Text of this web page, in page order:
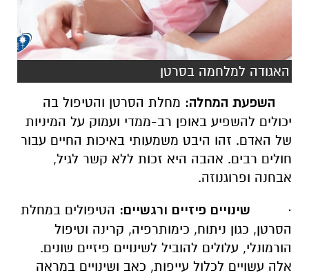
האגודה למלחמה בסרטן
השפעת המחלה: מחלת הסרטן והטיפול בה
יכולים להשפיע באופן רב-ממדי ועמוק על המיניות
של האדם. זהו היבט משמעותי באיכות החיים עבור
חולים רבים. אהבה היא זכות ללא קשר לגיל,
אבחנה ופרוגנוזה.
· שינויים פיזיים ורגשיים: הטיפולים במחלת
הסרטן, כגון ניתוח, כימותרפיה, קרינה וטיפול
הורמונלי, עלולים להוביל לשינויים פיזיים שונים.
אלה עשויים לכלול עייפות, כאב ושינויים במראה